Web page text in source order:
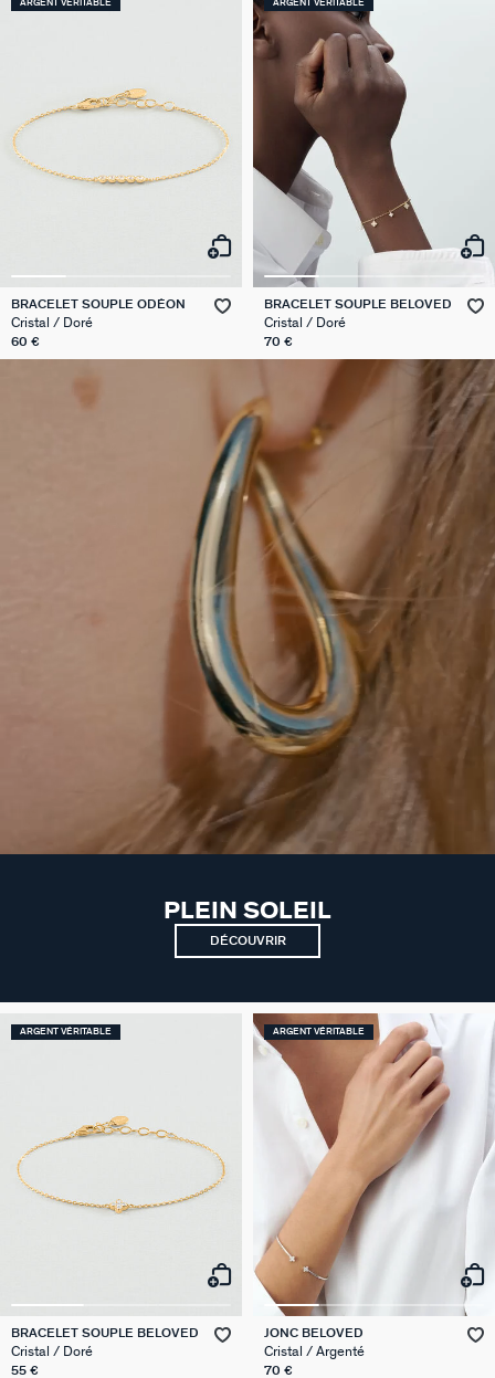
ARGENT VÉRITABLE
BRACELET SOUPLE ODÉON
Cristal / Doré
60 €
ARGENT VÉRITABLE
BRACELET SOUPLE BELOVED
Cristal / Doré
70 €
PLEIN SOLEIL
DÉCOUVRIR
ARGENT VÉRITABLE
BRACELET SOUPLE BELOVED
Cristal / Doré
55 €
ARGENT VÉRITABLE
JONC BELOVED
Cristal / Argenté
70 €